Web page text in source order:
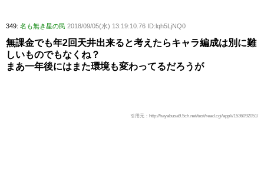
349: 名も無き星の民 2018/09/05(水) 13:19:10.76 ID:lqh5LjNQ0
無課金でも年2回天井出来ると考えたらキャラ編成は別に難
しいものでもなくね？
まあ一年後にはまた環境も変わってるだろうが
引用元：http://hayabusa9.5ch.net/test/read.cgi/appli/1536092051/